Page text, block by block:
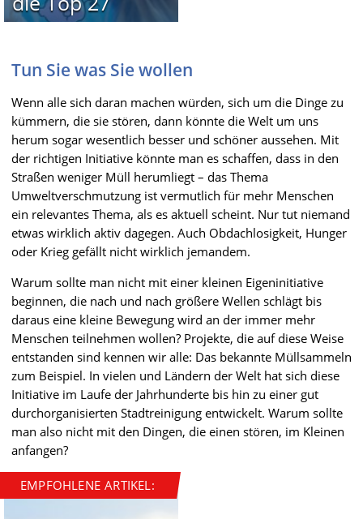
Tun Sie was Sie wollen
Wenn alle sich daran machen würden, sich um die Dinge zu
kümmern, die sie stören, dann könnte die Welt um uns
herum sogar wesentlich besser und schöner aussehen. Mit
der richtigen Initiative könnte man es schaffen, dass in den
Straßen weniger Müll herumliegt – das Thema
Umweltverschmutzung ist vermutlich für mehr Menschen
ein relevantes Thema, als es aktuell scheint. Nur tut niemand
etwas wirklich aktiv dagegen. Auch Obdachlosigkeit, Hunger
oder Krieg gefällt nicht wirklich jemandem.
Warum sollte man nicht mit einer kleinen Eigeninitiative
beginnen, die nach und nach größere Wellen schlägt bis
daraus eine kleine Bewegung wird an der immer mehr
Menschen teilnehmen wollen? Projekte, die auf diese Weise
entstanden sind kennen wir alle: Das bekannte Müllsammeln
zum Beispiel. In vielen und Ländern der Welt hat sich diese
Initiative im Laufe der Jahrhunderte bis hin zu einer gut
durchorganisierten Stadtreinigung entwickelt. Warum sollte
man also nicht mit den Dingen, die einen stören, im Kleinen
anfangen?
EMPFOHLENE ARTIKEL: